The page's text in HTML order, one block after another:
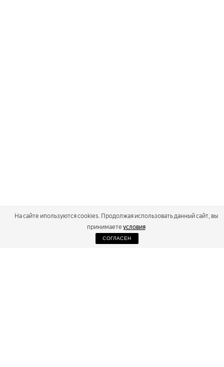
2026
На сайте ипользуются cookies. Продолжая использовать данный сайт, вы
принимаете условия
СОГЛАСЕН